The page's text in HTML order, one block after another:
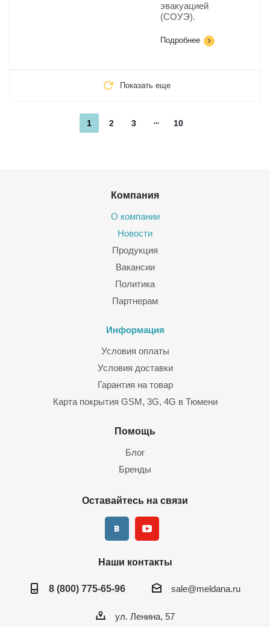
эвакуацией
(СОУЭ).
Подробнее
Показать еще
1 2 3 10
Компания
О компании
Новости
Продукция
Вакансии
Политика
Партнерам
Информация
Условия оплаты
Условия доставки
Гарантия на товар
Карта покрытия GSM, 3G, 4G в Тюмени
Помощь
Блог
Бренды
Оставайтесь на связи
Наши контакты
8 (800) 775-65-96 sale@meldana.ru
ул. Ленина, 57